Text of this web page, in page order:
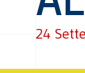
24